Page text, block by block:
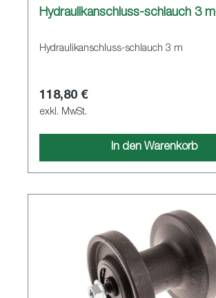
Hydraulikanschluss-schlauch 3 m
Hydraulikanschluss-schlauch 3 m
118,80 €
exkl. MwSt.
In den Warenkorb